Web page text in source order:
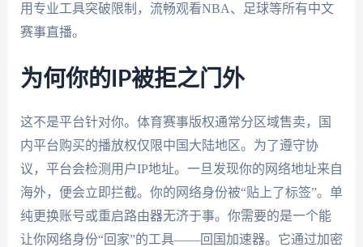
用专业工具突破限制，流畅观看NBA、足球等所有中文
赛事直播。
为何你的IP被拒之门外
这不是平台针对你。体育赛事版权通常分区域售卖，国
内平台购买的播放权仅限中国大陆地区。为了遵守协
议，平台会检测用户IP地址。一旦发现你的网络地址来自
海外，便会立即拦截。你的网络身份被“贴上了标签”。单
纯更换账号或重启路由器无济于事。你需要的是一个能
让你网络身份“回家”的工具——回国加速器。它通过加密